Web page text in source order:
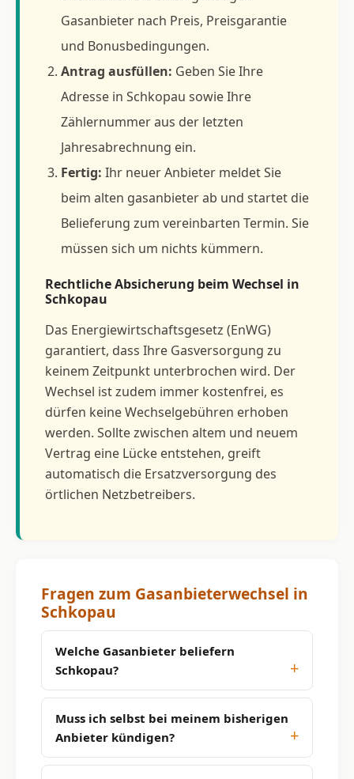
Gasanbieter nach Preis, Preisgarantie
und Bonusbedingungen.
Antrag ausfüllen: Geben Sie Ihre
Adresse in Schkopau sowie Ihre
Zählernummer aus der letzten
Jahresabrechnung ein.
Fertig: Ihr neuer Anbieter meldet Sie
beim alten gasanbieter ab und startet die
Belieferung zum vereinbarten Termin. Sie
müssen sich um nichts kümmern.
Rechtliche Absicherung beim Wechsel in
Schkopau
Das Energiewirtschaftsgesetz (EnWG)
garantiert, dass Ihre Gasversorgung zu
keinem Zeitpunkt unterbrochen wird. Der
Wechsel ist zudem immer kostenfrei, es
dürfen keine Wechselgebühren erhoben
werden. Sollte zwischen altem und neuem
Vertrag eine Lücke entstehen, greift
automatisch die Ersatzversorgung des
örtlichen Netzbetreibers.
Fragen zum Gasanbieterwechsel in
Schkopau
Welche Gasanbieter beliefern
Schkopau?
Muss ich selbst bei meinem bisherigen
Anbieter kündigen?